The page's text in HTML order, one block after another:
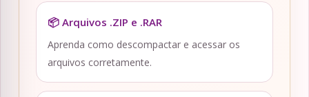
📦 Arquivos .ZIP e .RAR
Aprenda como descompactar e acessar os
arquivos corretamente.